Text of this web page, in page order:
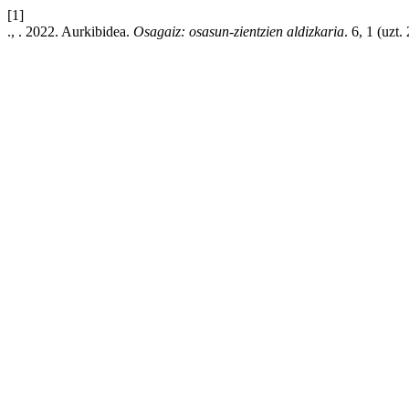
[1]
., . 2022. Aurkibidea. Osagaiz: osasun-zientzien aldizkaria. 6, 1 (uzt.